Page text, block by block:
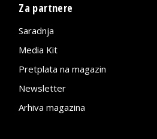
Za partnere
Saradnja
Media Kit
Pretplata na magazin
Newsletter
Arhiva magazina